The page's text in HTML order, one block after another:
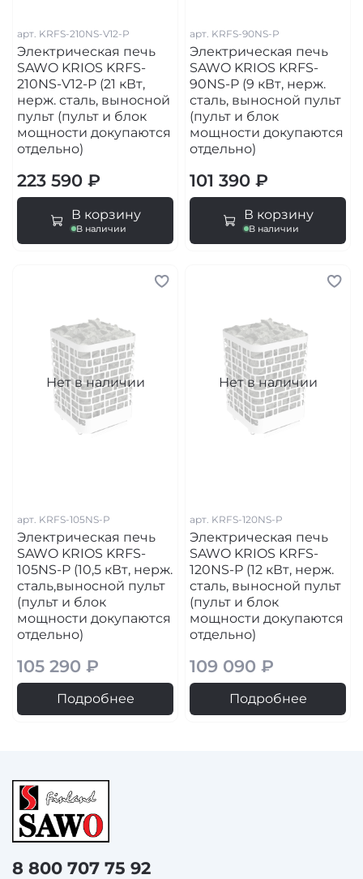
арт. KRFS-210NS-V12-P
Электрическая печь
SAWO KRIOS KRFS-
210NS-V12-P (21 кВт,
нерж. сталь, выносной
пульт (пульт и блок
мощности докупаются
отдельно)
223 590 ₽
В корзину
В наличии
арт. KRFS-90NS-P
Электрическая печь
SAWO KRIOS KRFS-
90NS-P (9 кВт, нерж.
сталь, выносной пульт
(пульт и блок
мощности докупаются
отдельно)
101 390 ₽
В корзину
В наличии
Нет в наличии
арт. KRFS-105NS-P
Электрическая печь
SAWO KRIOS KRFS-
105NS-P (10,5 кВт, нерж.
сталь,выносной пульт
(пульт и блок
мощности докупаются
отдельно)
105 290 ₽
Подробнее
Нет в наличии
арт. KRFS-120NS-P
Электрическая печь
SAWO KRIOS KRFS-
120NS-P (12 кВт, нерж.
сталь, выносной пульт
(пульт и блок
мощности докупаются
отдельно)
109 090 ₽
Подробнее
8 800 707 75 92